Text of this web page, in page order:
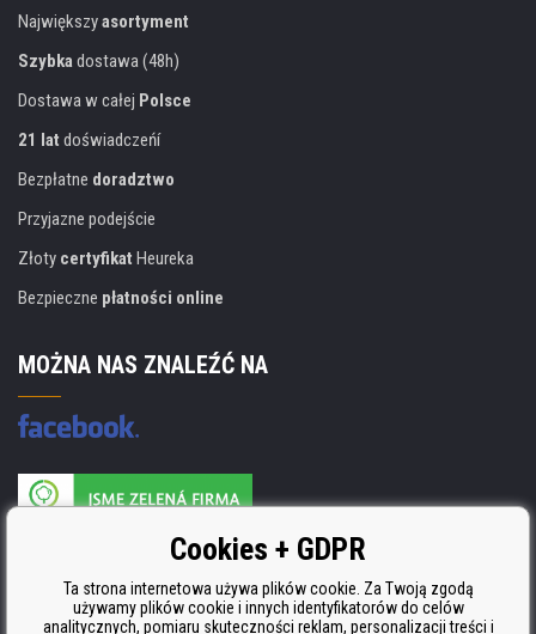
Największyasortyment
Szybkadostawa (48h)
Dostawa w całej Polsce
21 lat doświadczeńí
Bezpłatne doradztwo
Przyjazne podejście
Złoty certyfikat Heureka
Bezpieczne płatności online
MOŻNA NAS ZNALEŹĆ NA
Producent wkładów posiada certyfikat
ISO 9001, ISO 14001 i STMC.Cookies + GDPR
Ta strona internetowa używa plików cookie. Za Twoją zgodą
używamy plików cookie i innych identyfikatorów do celów
analitycznych, pomiaru skuteczności reklam, personalizacji treści i